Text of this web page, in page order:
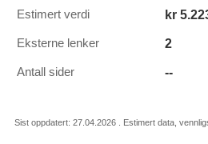
Estimert verdi kr
Eksterne lenker 2
Antall sider --
Sist oppdatert: 27.04.2026 . Estimert data,